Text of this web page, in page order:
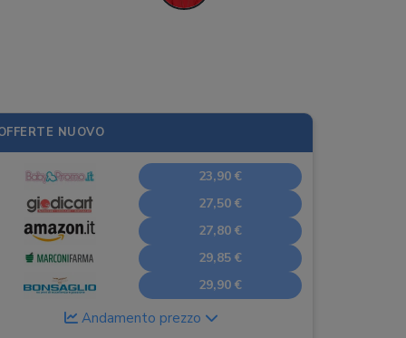
NUOVO
23,90 €
27,50 €
27,80 €
29,85 €
29,90 €
Andamento prezzo